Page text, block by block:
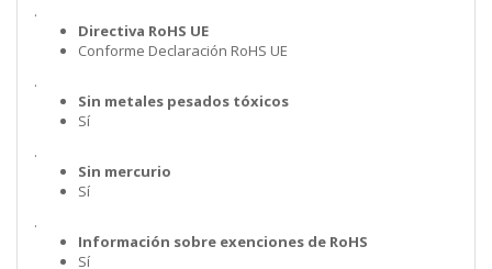
.
Directiva RoHS UE
Conforme Declaración RoHS UE
.
Sin metales pesados tóxicos
Sí
.
Sin mercurio
Sí
.
Información sobre exenciones de RoHS
Sí